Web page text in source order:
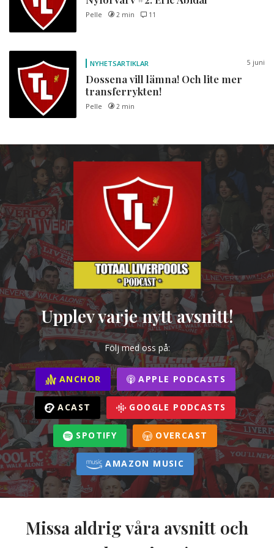
Pelle 2 min 11
NYHETSARTIKLAR 5 juni
Dossena vill lämna! Och lite mer
transferrykten!
Pelle 2 min
Upplev varje nytt avsnitt!
Följ med oss på:
ANCHOR APPLE PODCASTS
ACAST GOOGLE PODCASTS
SPOTIFY OVERCAST
AMAZON MUSIC
Missa aldrig våra avsnitt och